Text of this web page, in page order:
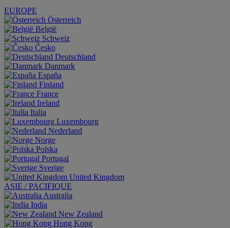
EUROPE
Österreich
België
Schweiz
Česko
Deutschland
Danmark
España
Finland
France
Ireland
Italia
Luxembourg
Nederland
Norge
Polska
Portugal
Sverige
United Kingdom
ASIE / PACIFIQUE
Australia
India
New Zealand
Hong Kong